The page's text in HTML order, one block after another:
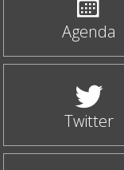
Agenda
Twitter